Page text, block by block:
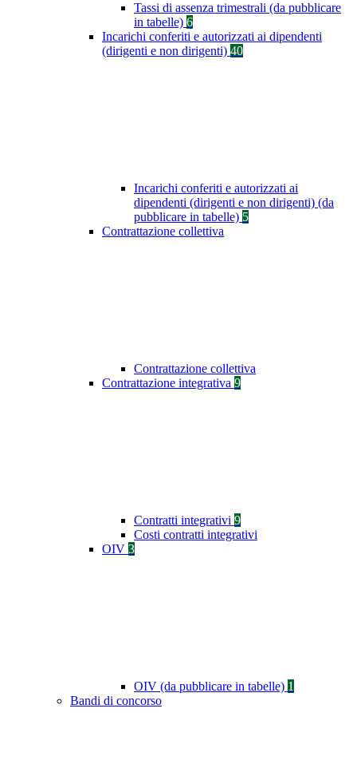
Tassi di assenza trimestrali (da pubblicare
in tabelle) 6
Incarichi conferiti e autorizzati ai dipendenti
(dirigenti e non dirigenti) 40
Incarichi conferiti e autorizzati ai
dipendenti (dirigenti e non dirigenti) (da
pubblicare in tabelle) 5
Contrattazione collettiva
Contrattazione collettiva
Contrattazione integrativa 9
Contratti integrativi 9
Costi contratti integrativi
OIV 3
OIV (da pubblicare in tabelle) 1
Bandi di concorso